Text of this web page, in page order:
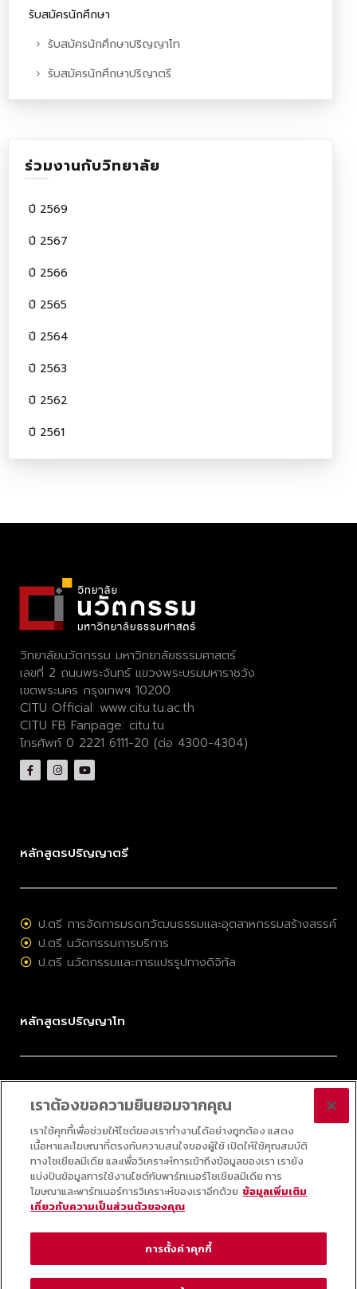
รับสมัครนักศึกษา
รับสมัครนักศึกษาปริญญาโท
รับสมัครนักศึกษาปริญาตรี
ร่วมงานกับวิทยาลัย
ปี 2569
ปี 2567
ปี 2566
ปี 2565
ปี 2564
ปี 2563
ปี 2562
ปี 2561
วิทยาลัยนวัตกรรม มหาวิทยาลัยธรรมศาสตร์
เลขที่ 2 ถนนพระจันทร์ แขวงพระบรมมหาราชวัง
เขตพระนคร กรุงเทพฯ 10200
CITU Official: www.citu.tu.ac.th
CITU FB Fanpage: citu.tu
โทรศัพท์ 0 2221 6111-20 (ต่อ 4300-4304)
หลักสูตรปริญญาตรี
ป.ตรี การจัดการมรดกวัฒนธรรมและอุตสาหกรรมสร้างสรรค์
ป.ตรี นวัตกรรมการบริการ
ป.ตรี นวัตกรรมและการแปรรูปทางดิจิทัล
หลักสูตรปริญญาโท
ป.โท การจัดการมรดกวัฒนธรรมและอุตสาหกรรมสร้างสรรค์
ป.โท การบริหารนวัตกรรมและเทคโนโลยี
ป.โท กลยุทธ์ดิจิทัล
ป.โท ออนไลน์ วิทยาศาสตร์ข้อมูลประยุกต์
© 2025 COLLEGE OF INNOVATION, THAMMASAT UNIVERSITY ALL RIGHTS
RESERVED
เราต้องขอความยินยอมจากคุณ
เราใช้คุกกี้เพื่อช่วยให้ไซต์ของเราทำงานได้อย่างถูกต้อง แสดง
เนื้อหาและโฆษณาที่ตรงกับความสนใจของผู้ใช้ เปิดให้ใช้คุณสมบัติ
ทางโซเชียลมีเดีย และเพื่อวิเคราะห์การเข้าถึงข้อมูลของเรา เรายัง
แบ่งปันข้อมูลการใช้งานไซต์กับพาร์ทเนอร์โซเชียลมีเดีย การ
โฆษณาและพาร์ทเนอร์การวิเคราะห์ของเราอีกด้วย ข้อมูลเพิ่มเติม
เกี่ยวกับความเป็นส่วนตัวของคุณ
การตั้งค่าคุกกี้